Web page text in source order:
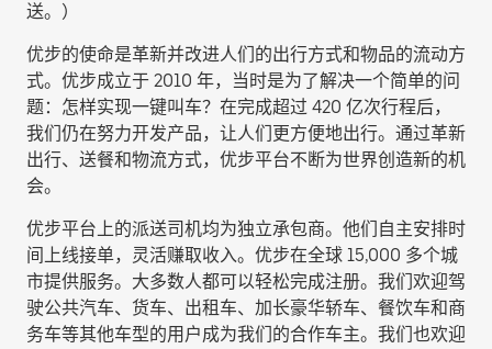
送。）
优步的使命是革新并改进人们的出行方式和物品的流动方
式。优步成立于 2010 年，当时是为了解决一个简单的问
题：怎样实现一键叫车？在完成超过 420 亿次行程后，
我们仍在努力开发产品，让人们更方便地出行。通过革新
出行、送餐和物流方式，优步平台不断为世界创造新的机
会。
优步平台上的派送司机均为独立承包商。他们自主安排时
间上线接单，灵活赚取收入。优步在全球 15,000 多个城
市提供服务。大多数人都可以轻松完成注册。我们欢迎驾
驶公共汽车、货车、出租车、加长豪华轿车、餐饮车和商
务车等其他车型的用户成为我们的合作车主。我们也欢迎